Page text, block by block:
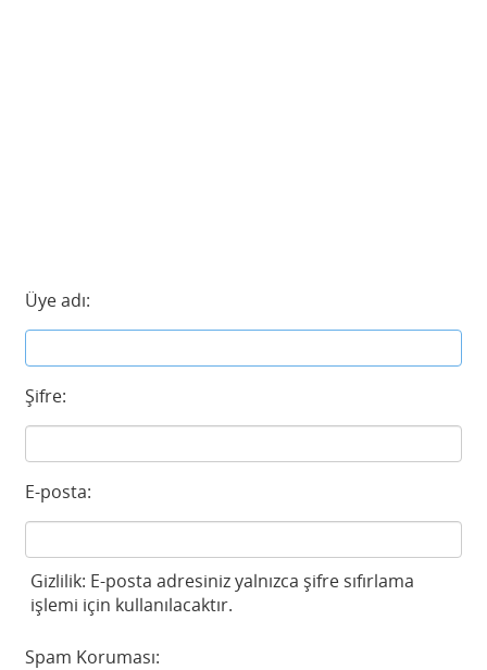
Üye adı:
Şifre:
E-posta:
Gizlilik: E-posta adresiniz yalnızca şifre sıfırlama
işlemi için kullanılacaktır.
Spam Koruması: